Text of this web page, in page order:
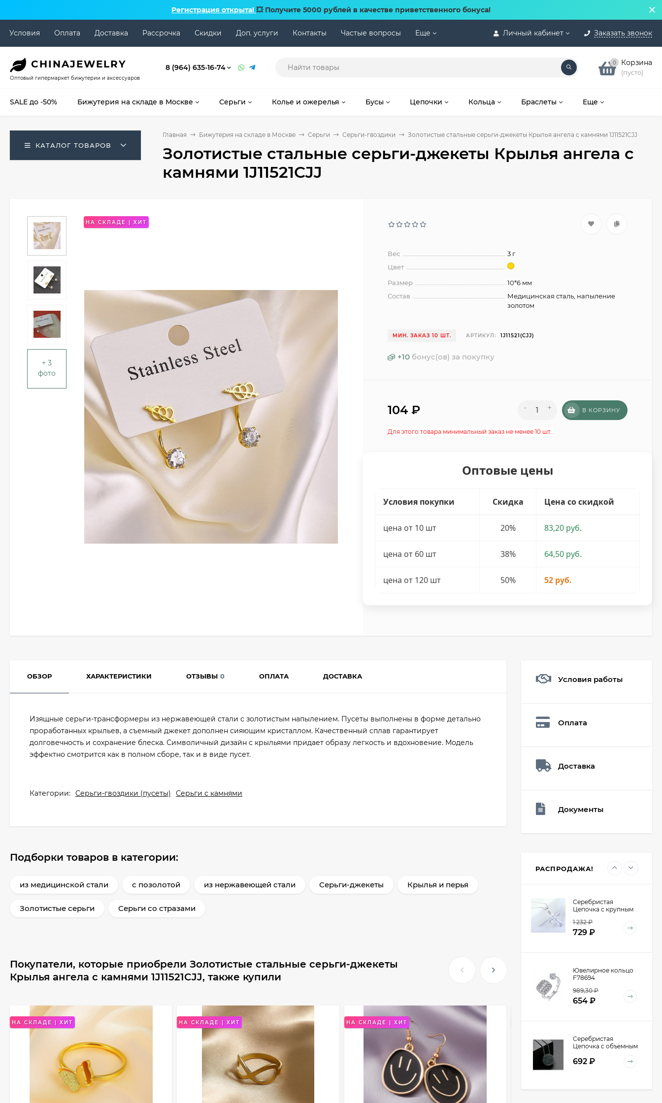
Регистрация открыта! 💥 Получите 5000 рублей в качестве приветственного бонуса!
Личный кабинет Заказать звонок
Условия Оплата Доставка Рассрочка Скидки Доп. услуги Контакты Частые вопросы Еще
CHINAJEWELRY
Оптовый гипермаркет бижутерии и аксессуаров
8 (964) 635-16-74 0 Корзина
(пусто)
SALE до -50% Бижутерия на складе в Москве Серьги Колье и ожерелья Бусы Цепочки Кольца Браслеты Еще
КАТАЛОГ ТОВАРОВ
Главная Бижутерия на складе в Москве Серьги Cерьги-гвоздики Золотистые стальные серьги-джекеты Крылья ангела с камнями 1J11521CJJ
Золотистые стальные серьги-джекеты Крылья ангела с
камнями 1J11521CJJ
+ 3
фото
НА СКЛАДЕ | ХИТ
Вес
3 г
Цвет
Размер
10*6 мм
Состав
Медицинская сталь, напыление
золотом
МИН. ЗАКАЗ 10 ШТ. АРТИКУЛ: 1J11521(CJJ)
+10 бонус(ов) за покупку
104₽ - + В КОРЗИНУ
Для этого товара минимальный заказ не менее 10 шт..
Оптовые цены
Условия покупки Скидка Цена со скидкой
цена от 10 шт 20% 83,20 руб.
цена от 60 шт 38% 64,50 руб.
цена от 120 шт 50% 52 руб.
ОБЗОР ХАРАКТЕРИСТИКИ ОТЗЫВЫ 0 ОПЛАТА ДОСТАВКА
Изящные серьги-трансформеры из нержавеющей стали с золотистым напылением. Пусеты выполнены в форме детально
проработанных крыльев, а съемный джекет дополнен сияющим кристаллом. Качественный сплав гарантирует
долговечность и сохранение блеска. Символичный дизайн с крыльями придает образу легкость и вдохновение. Модель
эффектно смотрится как в полном сборе, так и в виде пусет.
Категории: Серьги-гвоздики (пусеты) Серьги с камнями
Подборки товаров в категории:
из медицинской стали с позолотой из нержавеющей стали Серьги-джекеты Крылья и перья
Золотистые серьги Серьги со стразами
Покупатели, которые приобрели Золотистые стальные серьги-джекеты
Крылья ангела с камнями 1J11521CJJ, также купили
НА СКЛАДЕ | ХИТ НА СКЛАДЕ | ХИТ НА СКЛАДЕ | ХИТ
Условия работы
Оплата
Доставка
Документы
РАСПРОДАЖА!
19₽
Мешочек (5*7см)
Серебристая
Цепочка с крупным
кристаллов E47540
1 232₽
729 ₽
Ювелирное кольцо
F78694
989,30₽
654 ₽
Серебристая
Цепочка с объемным
D98940
692 ₽